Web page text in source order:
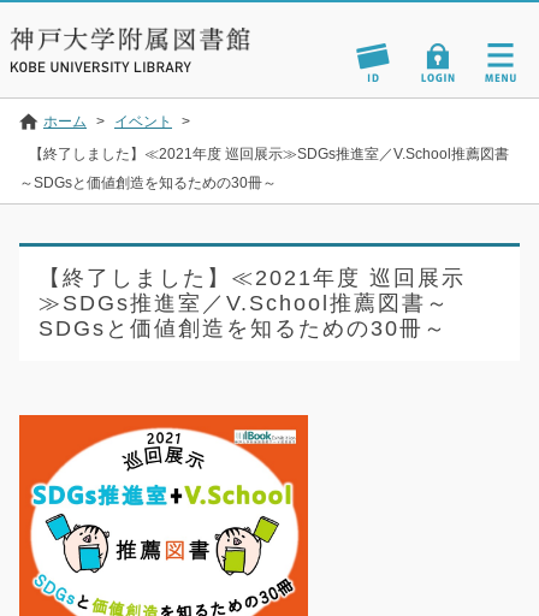
ホーム > イベント
>
【終了しました】≪2021年度 巡回展示≫SDGs推進室／V.School推薦図書
～SDGsと価値創造を知るための30冊～
【終了しました】≪2021年度 巡回展示
≫SDGs推進室／V.School推薦図書～
SDGsと価値創造を知るための30冊～